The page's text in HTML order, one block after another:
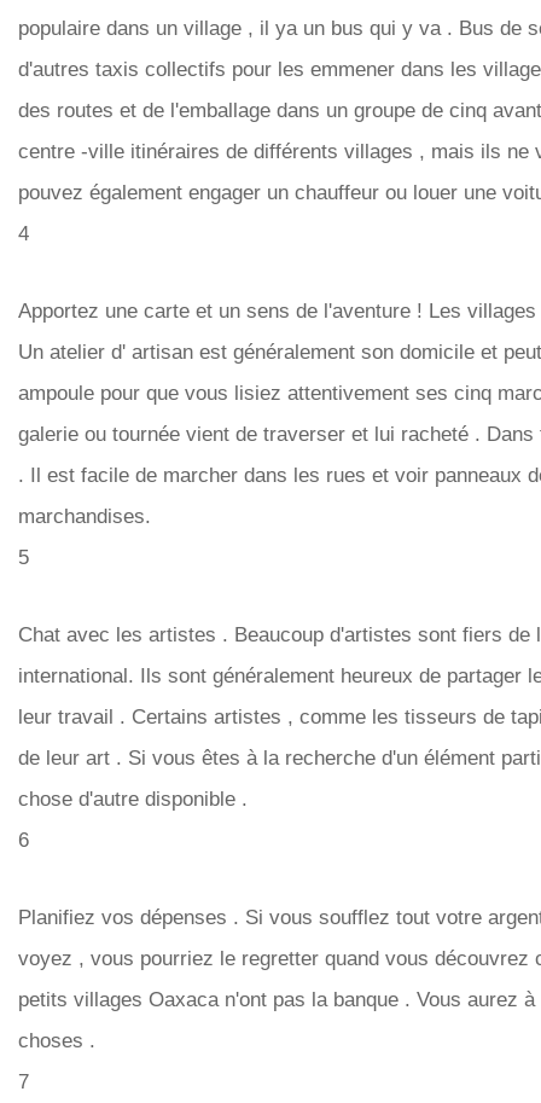
populaire dans un village , il ya un bus qui y va . Bus de
d'autres taxis collectifs pour les emmener dans les
des routes et de l'emballage dans un groupe de cinq
centre -ville itinéraires de différents villages , mais ils ne
pouvez également engager un chauffeur ou louer une
4
Apportez une carte et un sens de l'aventure ! Les
Un atelier d' artisan est généralement son domicile et
ampoule pour que vous lisiez attentivement ses cinq
galerie ou tournée vient de traverser et lui racheté .
. Il est facile de marcher dans les rues et voir panneaux
marchandises.
5
Chat avec les artistes . Beaucoup d'artistes sont fiers
international. Ils sont généralement heureux de
leur travail . Certains artistes , comme les tisseurs de
de leur art . Si vous êtes à la recherche d'un élément
chose d'autre disponible .
6
Planifiez vos dépenses . Si vous soufflez tout votre
voyez , vous pourriez le regretter quand vous
petits villages Oaxaca n'ont pas la banque . Vous aurez
choses .
7